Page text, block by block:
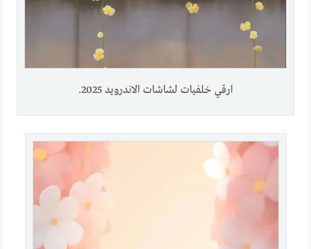
ارقي خلفيات لشاشات الاندرويد 2025.